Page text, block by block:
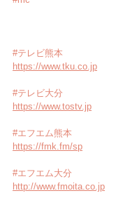
#テレビ熊本
https://www.tku.co.jp
#テレビ大分
https://www.tostv.jp
#エフエム熊本
https://fmk.fm/sp
#エフエム大分
http://www.fmoita.co.jp